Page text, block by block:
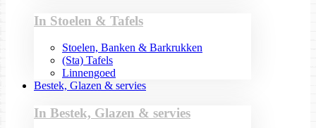
In Stoelen & Tafels
Stoelen, Banken & Barkrukken
(Sta) Tafels
Linnengoed
Bestek, Glazen & servies
In Bestek, Glazen & servies